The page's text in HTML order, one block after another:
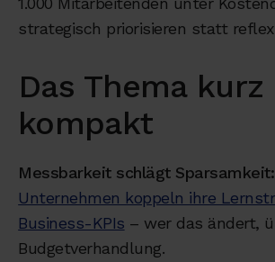
strategisch priorisieren statt
Das Thema kurz
kompakt
Messbarkeit schlägt Sparsamkeit:
Unternehmen koppeln ihre
Business-KPIs – wer das ändert,
Budgetverhandlung.